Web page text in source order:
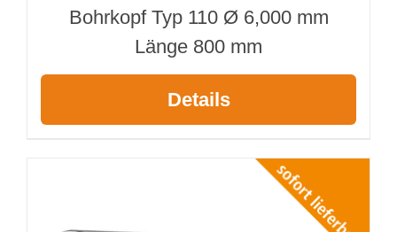
Bohrkopf Typ 110 Ø 6,000 mm
Länge 800 mm
Details